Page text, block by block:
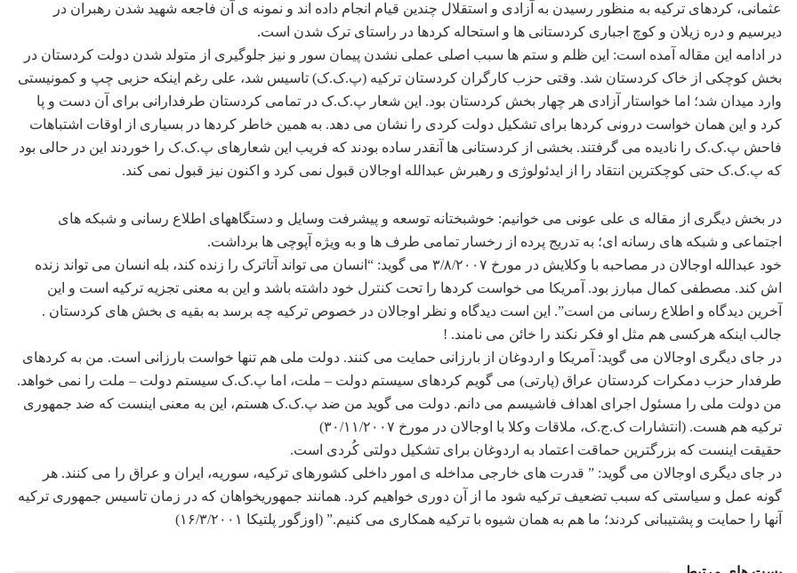
عثمانی، کردهای ترکیه به منظور رسیدن به آزادی و استقلال چندین قیام انجام داده اند و نمونه ی آن فاجعه شهید شدن رهبران در
دیرسیم و دره زیلان و کوچ اجباری کردستانی ها و استحاله کردها در راستای ترک شدن است.
در ادامه این مقاله آمده است: این ظلم و ستم ها سبب اصلی عملی نشدن پیمان سور و نیز جلوگیری از متولد شدن دولت کردستان در
بخش کوچکی از خاک کردستان شد. وقتی حزب کارگران کردستان ترکیه (پ.ک.ک) تاسیس شد، علی رغم اینکه حزبی چپ و کمونیستی
وارد میدان شد؛ اما خواستار آزادی هر چهار بخش کردستان بود. این شعار پ.ک.ک در تمامی کردستان طرفدارانی برای آن دست و پا
کرد و این همان خواست درونی کردها برای تشکیل دولت کردی را نشان می دهد. به همین خاطر کردها در بسیاری از اوقات اشتباهات
فاحش پ.ک.ک را نادیده می گرفتند. بخشی از کردستانی ها آنقدر ساده بودند که فریب این شعارهای پ.ک.ک را خوردند این در حالی بود
که پ.ک.ک حتی کوچکترین انتقاد را از ایدئولوژی و رهبرش عبدالله اوجالان قبول نمی کرد و اکنون نیز قبول نمی کند.
در بخش دیگری از مقاله ی علی عونی می خوانیم: خوشبختانه توسعه و پیشرفت وسایل و دستگاههای اطلاع رسانی و شبکه های
اجتماعی و شبکه های رسانه ای؛ به تدریج پرده از رخسار تمامی طرف ها و به ویژه آپوچی ها برداشت.
خود عبدالله اوجالان در مصاحبه با وکلایش در مورخ ۳/۸/۲۰۰۷ می گوید: “انسان می تواند آتاترک را زنده کند، بله انسان می تواند زنده
اش کند. مصطفی کمال مبارز بود. آمریکا می خواست کردها را تحت کنترل خود داشته باشد و این به معنی تجزیه ترکیه است و این
آخرین دیدگاه و اطلاع رسانی من است”. این است دیدگاه و نظر اوجالان در خصوص ترکیه چه برسد به بقیه ی بخش های کردستان .
جالب اینکه هرکسی هم مثل او فکر نکند را خائن می نامند. !
در جای دیگری اوجالان می گوید: آمریکا و اردوغان از بارزانی حمایت می کنند. دولت ملی هم تنها خواست بارزانی است. من به کردهای
طرفدار حزب دمکرات کردستان عراق (پارتی) می گویم کردهای سیستم دولت – ملت، اما پ.ک.ک سیستم دولت – ملت را نمی خواهد.
من دولت ملی را مسئول اجرای اهداف فاشیسم می دانم. دولت می گوید من ضد پ.ک.ک هستم، این به معنی اینست که ضد جمهوری
ترکیه هم هست. (انتشارات ک.ج.ک، ملاقات وکلا با اوجالان در مورخ ۳۰/۱۱/۲۰۰۷)
حقیقت اینست که بزرگترین حماقت اعتماد به اردوغان برای تشکیل دولتی کُردی است.
در جای دیگری اوجالان می گوید: ” قدرت های خارجی مداخله ی امور داخلی کشورهای ترکیه، سوریه، ایران و عراق را می کنند. هر
گونه عمل و سیاستی که سبب تضعیف ترکیه شود ما از آن دوری خواهیم کرد. همانند جمهوریخواهان که در زمان تاسیس جمهوری ترکیه
آنها را حمایت و پشتیبانی کردند؛ ما هم به همان شیوه با ترکیه همکاری می کنیم.” (اوزگور پلتیکا ۱۶/۳/۲۰۰۱)